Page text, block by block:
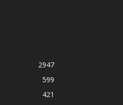
2947
599
421